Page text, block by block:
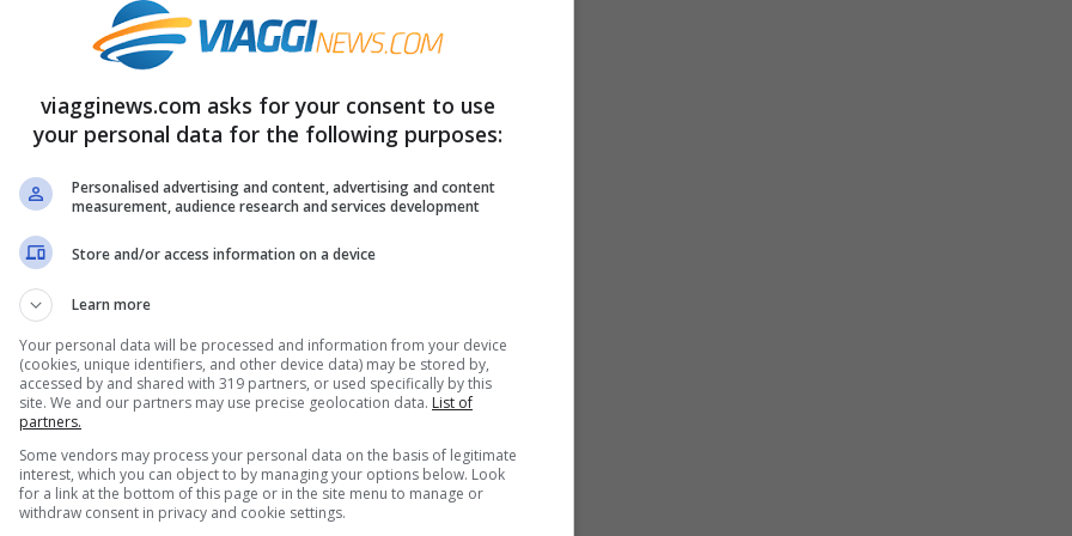
2022: il secondo volo lo
tante destinazioni interessanti e
Ma non bisogna aspettare l’alta stagione
partire a maggio 2022
del 27 aprile 2022
prezzo.
si acquistano due biglietti
leggiamo sul sito ufficiale di Ryanair, per
entro il 27/04/22per viaggiare dal
viagginews.com asks for your consent to use
your personal data for the following purposes:
Personalised advertising and content, advertising and content
measurement, audience research and services development
Store and/or access information on a device
Learn more
Your personal data will be processed and information from your device
(cookies, unique identifiers, and other device data) may be stored by,
accessed by and shared with 319 partners, or used specifically by this
site. We and our partners may use precise geolocation data. List of
partners.
Some vendors may process your personal data on the basis of legitimate
interest, which you can object to by managing your options below. Look
for a link at the bottom of this page or in the site menu to manage or
withdraw consent in privacy and cookie settings.